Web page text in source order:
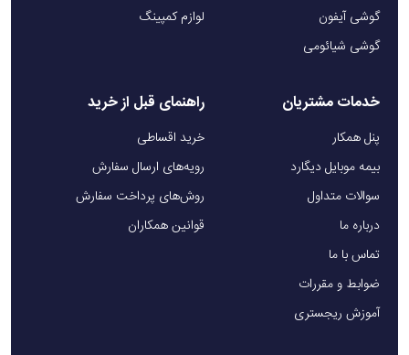
گوشی آیفون
گوشی شیائومی
لوازم کمپینگ
خدمات مشتریان
پنل همکار
بیمه موبایل دیگارد
سوالات متداول
درباره ما
تماس با ما
ضوابط و مقررات
آموزش ریجستری
راهنمای قبل از خرید
خرید اقساطی
رویه‌های ارسال سفارش
روش‌های پرداخت سفارش
قوانین همکاران